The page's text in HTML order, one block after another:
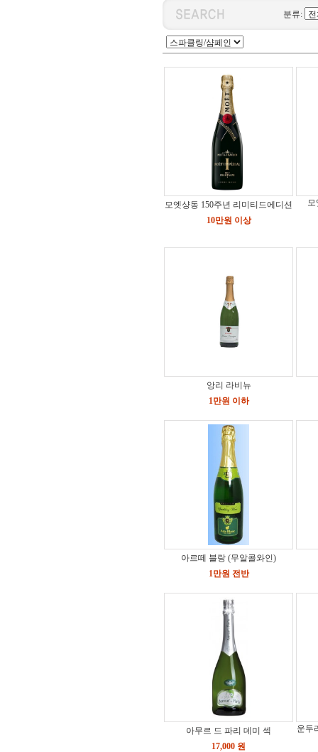
분류:
모엣샹동 150주년 리미티드에디션
10만원 이상
앙리 라비뉴
1만원 이하
아르떼 블랑 (무알콜와인)
1만원 전반
아무르 드 파리 데미 섹
17,000 원
운두